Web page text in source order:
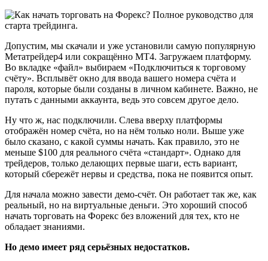
Допустим, мы скачали и уже установили самую популярную
Метатрейдер4 или сокращённо МТ4. Загружаем платформу.
Во вкладке «файл» выбираем «Подключиться к торговому
счёту». Всплывёт окно для ввода вашего номера счёта и
пароля, которые были созданы в личном кабинете. Важно, не
путать с данными аккаунта, ведь это совсем другое дело.
Ну что ж, нас подключили. Слева вверху платформы
отображён номер счёта, но на нём только ноли. Выше уже
было сказано, с какой суммы начать. Как правило, это не
меньше $100 для реального счёта «стандарт». Однако для
трейдеров, только делающих первые шаги, есть вариант,
который сбережёт нервы и средства, пока не появится опыт.
Для начала можно завести демо-счёт. Он работает так же, как
реальный, но на виртуальные деньги. Это хороший способ
начать торговать на Форекс без вложений для тех, кто не
обладает знаниями.
Но демо имеет ряд серьёзных недостатков.